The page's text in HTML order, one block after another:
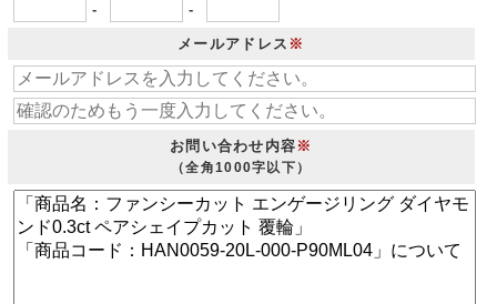
- -
メールアドレス ※
お問い合わせ内容 ※
（全角1000字以下）